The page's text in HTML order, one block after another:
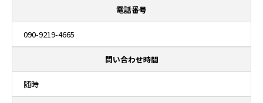
電話番号
090-9219-4665
問い合わせ時間
随時